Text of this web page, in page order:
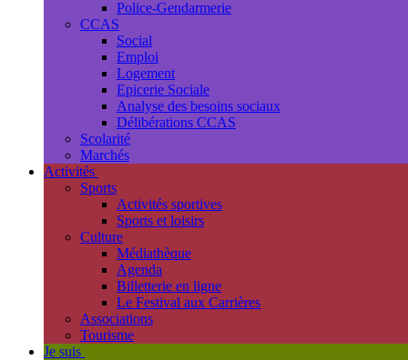
Police-Gendarmerie
CCAS
Social
Emploi
Logement
Epicerie Sociale
Analyse des besoins sociaux
Délibérations CCAS
Scolarité
Marchés
Activités
Sports
Activités sportives
Sports et loisirs
Culture
Médiathèque
Agenda
Billetterie en ligne
Le Festival aux Carrières
Associations
Tourisme
Je suis